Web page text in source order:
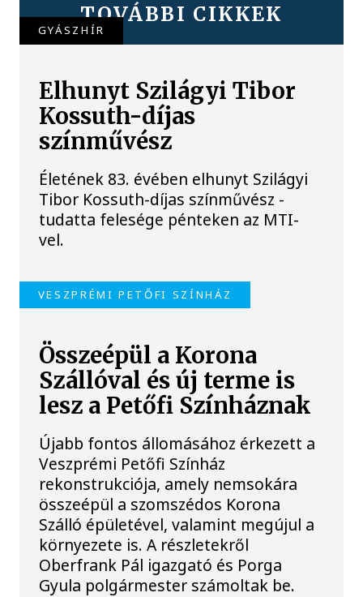
TOVÁBBI CIKKEK
GYÁSZHÍR
Elhunyt Szilágyi Tibor
Kossuth-díjas
színművész
Életének 83. évében elhunyt Szilágyi
Tibor Kossuth-díjas színművész -
tudatta felesége pénteken az MTI-
vel.
VESZPRÉMI PETŐFI SZÍNHÁZ
Összeépül a Korona
Szállóval és új terme is
lesz a Petőfi Színháznak
Újabb fontos állomásához érkezett a
Veszprémi Petőfi Színház
rekonstrukciója, amely nemsokára
összeépül a szomszédos Korona
Szálló épületével, valamint megújul a
környezete is. A részletekről
Oberfrank Pál igazgató és Porga
Gyula polgármester számoltak be.